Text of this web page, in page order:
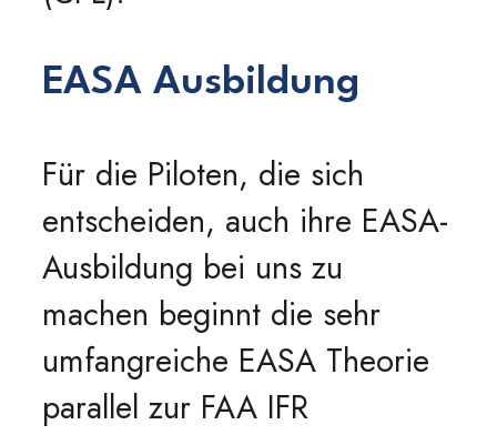
EASA Ausbildung
Für die Piloten, die sich
entscheiden, auch ihre EASA-
Ausbildung bei uns zu
machen beginnt die sehr
umfangreiche EASA Theorie
parallel zur FAA IFR